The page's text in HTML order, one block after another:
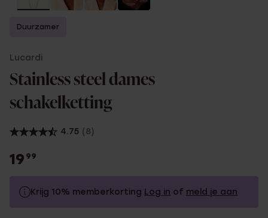
Duurzamer
Lucardi
Stainless steel dames
schakelketting
4.75 (8)
19 99
Krijg 10% memberkorting Log in of meld je aan